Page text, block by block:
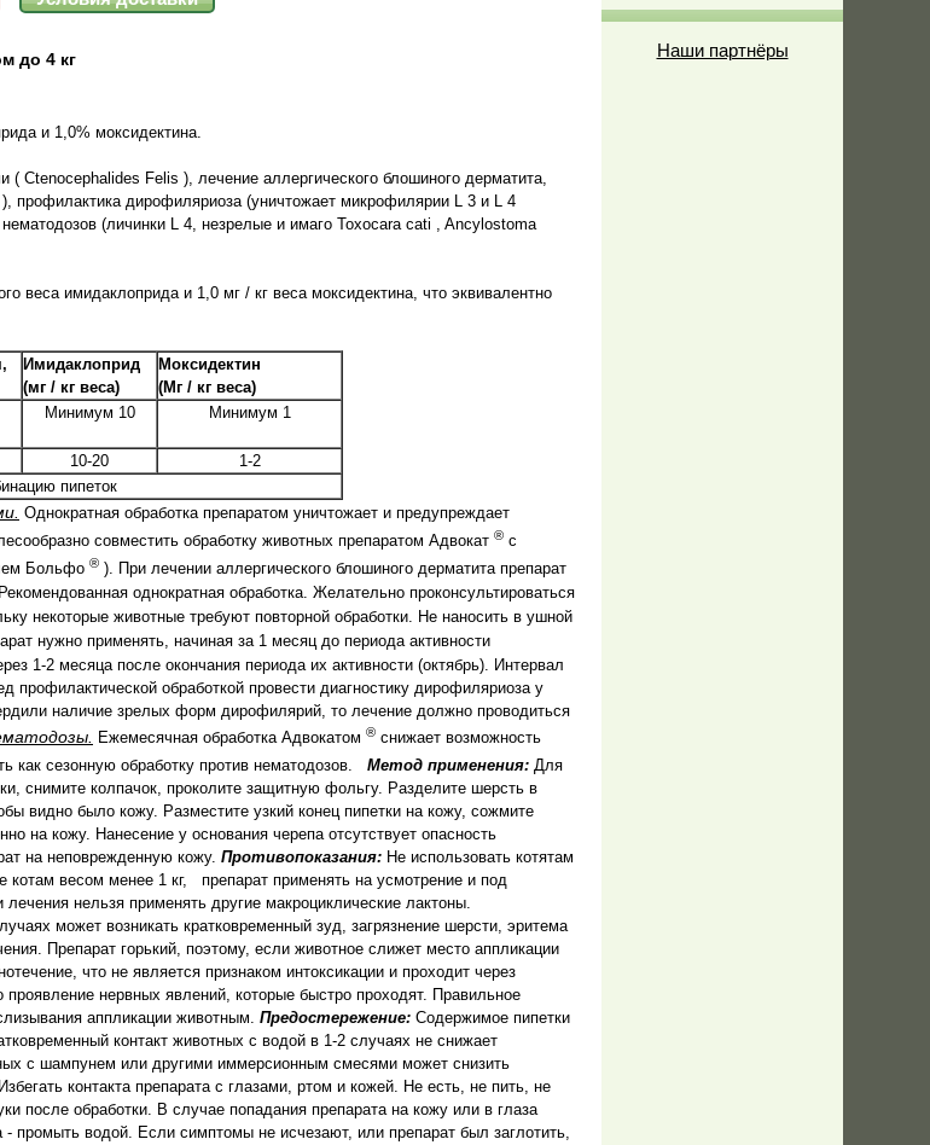
до 4 кг
и 1,0% моксидектина.
Ctenocephalides Felis ), лечение аллергического блошиного дерматита,
профилактика дирофиляриоза (уничтожает микрофилярии L 3 и L 4
(личинки L 4, незрелые и имаго Toxocara cati , Ancylostoma
веса имидаклоприда и 1,0 мг / кг веса моксидектина, что эквивалентно
Имидаклоприд
(мг / кг веса)
Моксидектин
(Мг / кг веса)
Минимум 10 Минимум 1
10-20
1-2
пипеток
Однократная обработка препаратом уничтожает и предупреждает
совместить обработку животных препаратом Адвокат ® с
Больфо ® ). При лечении аллергического блошиного дерматита препарат
Рекомендованная однократная обработка. Желательно проконсультироваться
некоторые животные требуют повторной обработки. Не наносить в ушной
нужно применять, начиная за 1 месяц до периода активности
1-2 месяца после окончания периода их активности (октябрь). Интервал
обработкой провести диагностику дирофиляриоза у
наличие зрелых форм дирофилярий, то лечение должно проводиться
Ежемесячная обработка Адвокатом ® снижает возможность
как сезонную обработку против нематодозов. Метод применения: Для
снимите колпачок, проколите защитную фольгу. Разделите шерсть в
видно было кожу. Разместите узкий конец пипетки на кожу, сожмите
на кожу. Нанесение у основания черепа отсутствует опасность
на неповрежденную кожу. Противопоказания: Не использовать котятам
весом менее 1 кг, препарат применять на усмотрение и под
нельзя применять другие макроциклические лактоны.
может возникать кратковременный зуд, загрязнение шерсти, эритема
Препарат горький, поэтому, если животное слижет место аппликации
что не является признаком интоксикации и проходит через
нервных явлений, которые быстро проходят. Правильное
аппликации животным. Предостережение: Содержимое пипетки
контакт животных с водой в 1-2 случаях не снижает
с шампунем или другими иммерсионным смесями может снизить
Избегать контакта препарата с глазами, ртом и кожей. Не есть, не пить, не
после обработки. В случае попадания препарата на кожу или в глаза
промыть водой. Если симптомы не исчезают, или препарат был заглотить,
Наши партнёры